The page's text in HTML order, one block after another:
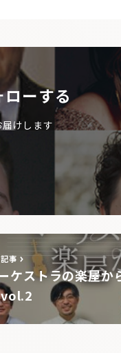
ーする
けします
事
ケストラの楽屋か